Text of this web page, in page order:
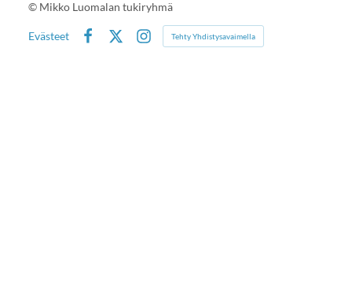
© Mikko Luomalan tukiryhmä
Evästeet
Instagram
Tehty Yhdistysavaimella